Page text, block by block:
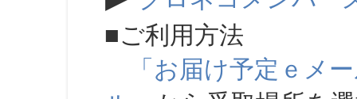
■ご利用方法
「お届け予定ｅメ